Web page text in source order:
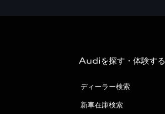
Audiを探す・体験する
ディーラー検索
新車在庫検索